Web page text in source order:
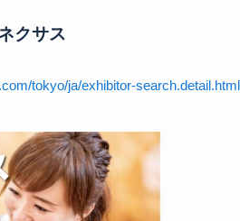
クサス
tokyo/ja/exhibitor-